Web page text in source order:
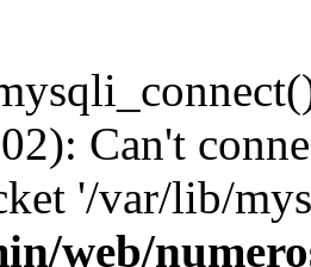
Can't
'/var/lib/
web/